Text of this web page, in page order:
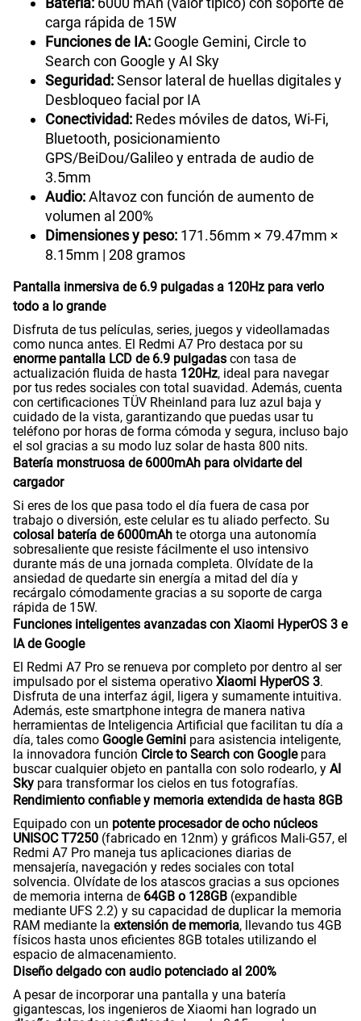
carga rápida de 15W
Funciones de IA: Google Gemini, Circle to
Search con Google y AI Sky
Seguridad:Sensor lateral de huellas digitales y
Desbloqueo facial por IA
Conectividad: Redes móviles de datos, Wi-Fi,
Bluetooth, posicionamiento
GPS/BeiDou/Galileo y entrada de audio de
3.5mm
Audio:Altavoz con función de aumento de
volumen al 200%
Dimensiones y peso: 171.56mm × 79.47mm ×
8.15mm | 208 gramos
Pantalla inmersiva de 6.9 pulgadas a 120Hz para verlo
todo a lo grande
Disfruta de tus películas, series, juegos y videollamadas
como nunca antes. El Redmi A7 Pro destaca por su
enorme pantalla LCD de 6.9 pulgadas con tasa de
actualización fluida de hasta 120Hz, ideal para navegar
por tus redes sociales con total suavidad. Además, cuenta
con certificaciones TÜV Rheinland para luz azul baja y
cuidado de la vista, garantizando que puedas usar tu
teléfono por horas de forma cómoda y segura, incluso bajo
el sol gracias a su modo luz solar de hasta 800 nits.
Batería monstruosa de 6000mAh para olvidarte del
cargador
Si eres de los que pasa todo el día fuera de casa por
trabajo o diversión, este celular es tu aliado perfecto. Su
colosal batería de 6000mAh te otorga una autonomía
sobresaliente que resiste fácilmente el uso intensivo
durante más de una jornada completa. Olvídate de la
ansiedad de quedarte sin energía a mitad del día y
recárgalo cómodamente gracias a su soporte de carga
rápida de 15W.
Funciones inteligentes avanzadas con Xiaomi HyperOS 3 e
IA de Google
El Redmi A7 Pro se renueva por completo por dentro al ser
impulsado por el sistema operativo Xiaomi HyperOS 3.
Disfruta de una interfaz ágil, ligera y sumamente intuitiva.
Además, este smartphone integra de manera nativa
herramientas de Inteligencia Artificial que facilitan tu día a
día, tales como Google Gemini para asistencia inteligente,
la innovadora función Circle to Search con Googlepara
buscar cualquier objeto en pantalla con solo rodearlo, y AI
Sky para transformar los cielos en tus fotografías.
Rendimiento confiable y memoria extendida de hasta 8GB
Equipado con un potente procesador de ocho núcleos
UNISOC T7250 (fabricado en 12nm) y gráficos Mali-G57, el
Redmi A7 Pro maneja tus aplicaciones diarias de
mensajería, navegación y redes sociales con total
solvencia. Olvídate de los atascos gracias a sus opciones
de memoria interna de 64GB o 128GB (expandible
mediante UFS 2.2) y su capacidad de duplicar la memoria
RAM mediante la extensión de memoria, llevando tus 4GB
físicos hasta unos eficientes 8GB totales utilizando el
espacio de almacenamiento.
Diseño delgado con audio potenciado al 200%
A pesar de incorporar una pantalla y una batería
gigantescas, los ingenieros de Xiaomi han logrado un